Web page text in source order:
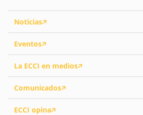
Noticias
Eventos
La ECCI en medios
Comunicados
ECCI opina